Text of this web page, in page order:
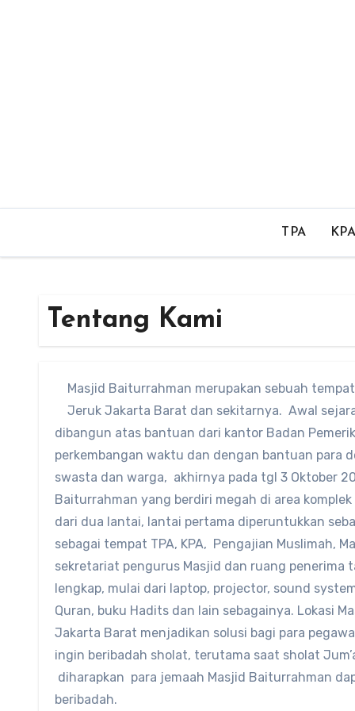
TPA KPA
Tentang Kami
Masjid Baiturrahman merupakan sebuah
Jeruk Jakarta Barat dan sekitarnya. Awal
dibangun atas bantuan dari kantor Badan
perkembangan waktu dan dengan bantuan para
swasta dan warga, akhirnya pada tgl 3 Oktober
Baiturrahman yang berdiri megah di area
dari dua lantai, lantai pertama diperuntukkan
sebagai tempat TPA, KPA, Pengajian Muslimah,
sekretariat pengurus Masjid dan ruang
lengkap, mulai dari laptop, projector, sound
Quran, buku Hadits dan lain sebagainya. Lokasi
Jakarta Barat menjadikan solusi bagi para
ingin beribadah sholat, terutama saat sholat
diharapkan para jemaah Masjid Baiturrahman
beribadah.